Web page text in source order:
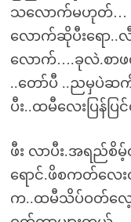
သလောက်မဟုတ်…
လောက်ဆိုပီးရော..
လောက်….ခုလဲ.စာ
..တော်ပီ ..ညမှပဲဆ
ပီး..ထမီလေးပြန်
ဖီး လာပီး.အရည်
ရောင်.ဖိစကတ်လေး
က..ထမီသိပ်ဝတ်လ